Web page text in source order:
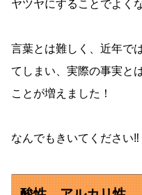
ヤツヤにすることでよく
言葉とは難しく、近年で
てしまい、実際の事実と
ことが増えました！
なんでもきいてください‼️